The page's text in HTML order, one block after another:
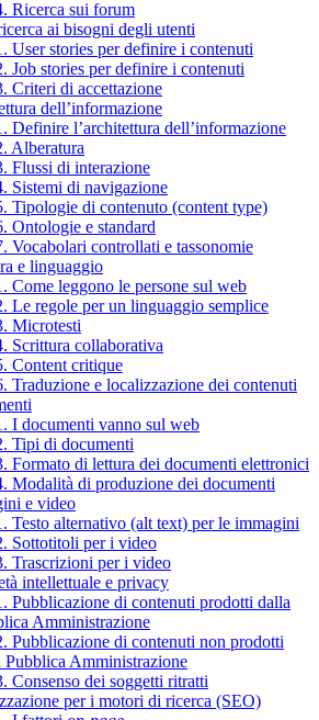
Ricerca sui forum
ai bisogni degli utenti
User stories per definire i contenuti
Job stories per definire i contenuti
Criteri di accettazione
dell’informazione
Definire l’architettura dell’informazione
Alberatura
Flussi di interazione
Sistemi di navigazione
Tipologie di contenuto (content type)
Ontologie e standard
Vocabolari controllati e tassonomie
e linguaggio
Come leggono le persone sul web
Le regole per un linguaggio semplice
Microtesti
Scrittura collaborativa
Content critique
Traduzione e localizzazione dei contenuti
I documenti vanno sul web
Tipi di documenti
Formato di lettura dei documenti elettronici
Modalità di produzione dei documenti
e video
Testo alternativo (alt text) per le immagini
Sottotitoli per i video
Trascrizioni per i video
intellettuale e privacy
Pubblicazione di contenuti prodotti dalla
Amministrazione
Pubblicazione di contenuti non prodotti
Pubblica Amministrazione
Consenso dei soggetti ritratti
per i motori di ricerca (SEO)